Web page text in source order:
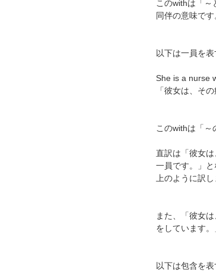
このwithは「～
同伴の意味です
以下は一員を表
She is a nurse
「彼女は、そ
このwithは「～
直訳は「彼女
一員です。」
上のように訳し
また、「彼女
をしています。
以下は包含を表